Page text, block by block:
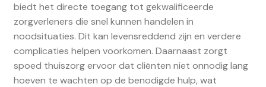
biedt het directe toegang tot gekwalificeerde
zorgverleners die snel kunnen handelen in
noodsituaties. Dit kan levensreddend zijn en verdere
complicaties helpen voorkomen. Daarnaast zorgt
spoed thuiszorg ervoor dat cliënten niet onnodig lang
hoeven te wachten op de benodigde hulp, wat